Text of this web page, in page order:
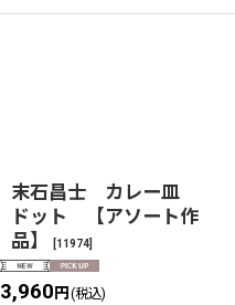
末石昌士 カレー皿
ドット 【アソート作
品】
[11974]
3,960円 (税込)